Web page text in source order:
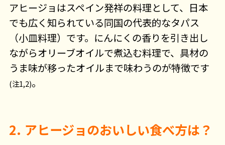
アヒージョはスペイン発祥の料理として、日本
でも広く知られている同国の代表的なタパス
（小皿料理）です。にんにくの香りを引き出し
ながらオリーブオイルで煮込む料理で、具材の
うま味が移ったオイルまで味わうのが特徴です
(注1,2)。
2. アヒージョのおいしい食べ方は？